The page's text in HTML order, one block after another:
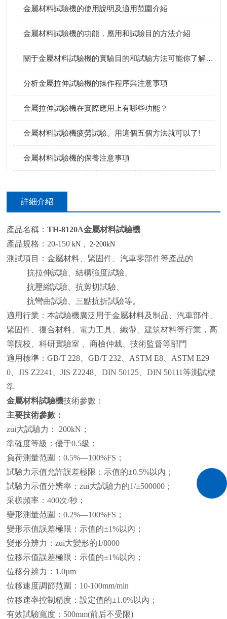
金屬材料試驗機的使用說明及適用范圍介紹
金屬材料試驗機的功能，應用和試驗目的方法介紹
關于金屬材料試驗機的實驗目的和試驗方法可能你了解還是不夠多
分析金屬拉伸試驗機的操作程序與注意事項
金屬拉伸試驗機在實際應用上有哪些功能？
金屬材料試驗機疲勞試驗。用這個五個方法就可以了!
金屬材料試驗機的保養注意事項
詳細介紹
產品名稱：TH-8120A金屬材料試驗機
產品規格：20-150 kN 、2-200kN
測試項目：金屬材料、緊固件、汽車零部件等產品的
抗拉伸試驗、結構強度試驗、
抗壓縮試驗、抗剪切試驗、
抗彎曲試驗、三點抗折試驗等。
適用行業：本試驗機廣泛用于金屬材料及制品、汽車部件、
緊固件、復合材料、電力工具、織帶、建筑材料等行業，高
等院校、科研實驗室 、商檢仲裁、技術監督等部門
適用標準：GB/T 228、GB/T 232、ASTM E8、ASTM E29
0、JIS Z2241、JIS Z2248、DIN 50125、DIN 50111等測試標
準
金屬材料試驗機技術參數：
主要技術參數：
zui大試驗力： 200kN；
準確度等級：優于0.5級；
負荷測量范圍：0.5%—100%FS；
試驗力示值允許誤差極限：示值的±0.5%以內；
試驗力示值分辨率：zui大試驗力的1/±500000；
采樣頻率：400次/秒；
變形測量范圍：0.2%—100%FS；
變形示值誤差極限：示值的±1%以內；
變形分辨力：zui大變形的1/8000
位移示值誤差極限：示值的±1%以內；
位移分辨力：1.0µm
位移速度調節范圍：10-100mm/min
位移速率控制精度：設定值的±1.0%以內；
有效試驗寬度：500mm(前后不受限)